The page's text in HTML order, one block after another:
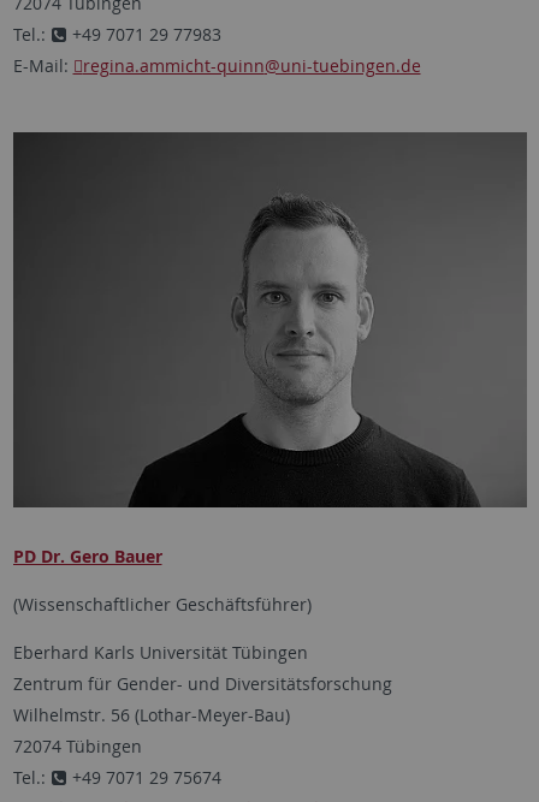
Tel.:
+49 7071 29 77983
E-Mail:
regina.ammicht-quinn@uni-tuebingen.de
PD Dr. Gero Bauer
(Wissenschaftlicher Geschäftsführer)
Eberhard Karls Universität Tübingen
Zentrum für Gender- und Diversitätsforschung
Wilhelmstr. 56 (Lothar-Meyer-Bau)
72074 Tübingen
Tel.:
+49 7071 29 75674